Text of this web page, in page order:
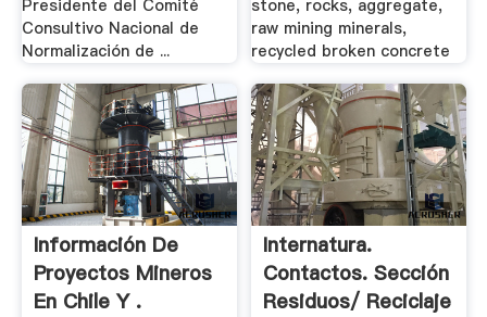
Presidente del Comité
Consultivo Nacional de
Normalización de ...
stone, rocks, aggregate,
raw mining minerals,
recycled broken concrete
Información De
Proyectos Mineros
En Chile Y .
Internatura.
Contactos. Sección
Residuos/ Reciclaje